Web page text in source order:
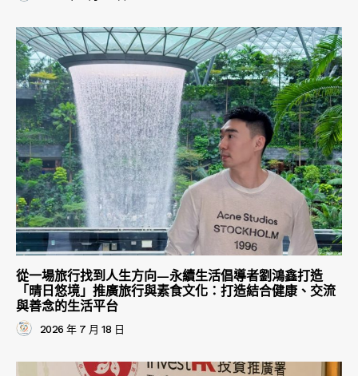
從一場旅行找到人生方向—永續生活倡導者劉鴻鑫打造
「晴日悠境」推廣旅行與素食文化：打造結合健康、交流
與善念的生活平台
2026 年 7 月 18 日